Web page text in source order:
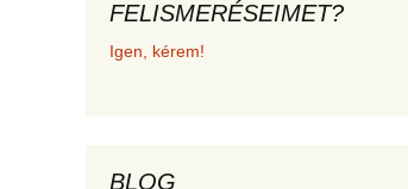
felismeréseimet ésFELISMERÉSEIMET?
Igen, kérem!
BLOG